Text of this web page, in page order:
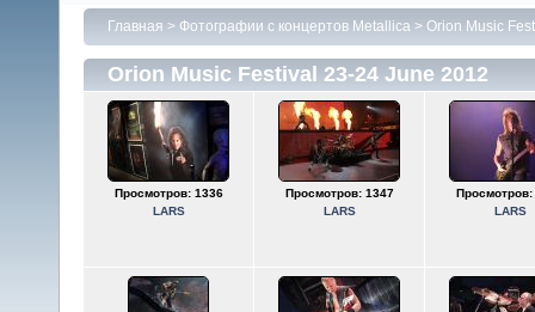
Главная > Фотографии с концертов Metallica > Orion Music
Orion Music Festival 23-24 June 2012
Просмотров: 1336
LARS
Просмотров: 1347
LARS
Просмотров:
LARS